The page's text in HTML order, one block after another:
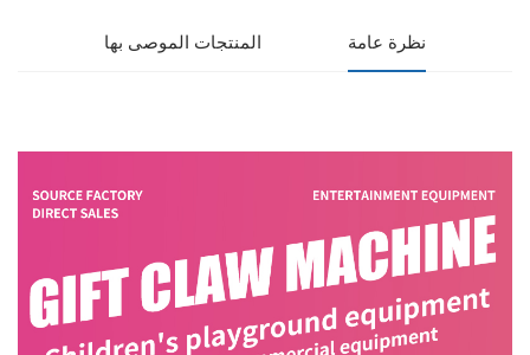
نظرة عامة المنتجات الموصى بها